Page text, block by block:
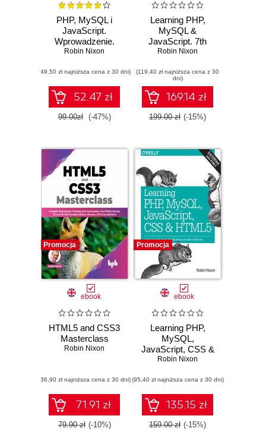
PHP, MySQL i
JavaScript.
Wprowadzenie.
Wydanie IV
Robin Nixon
(49,50 zł najniższa cena z 30 dni)
52.47 zł
99.00zł (-47%)
Learning PHP,
MySQL &
JavaScript. 7th
Edition
Robin Nixon
(119,40 zł najniższa cena z 30
dni)
169.14 zł
199.00 zł (-15%)
Promocja
ebook
HTML5 and CSS3
Masterclass
Robin Nixon
(36,90 zł najniższa cena z 30 dni)
71.91 zł
79.90 zł (-10%)
Promocja
ebook
Learning PHP,
MySQL,
JavaScript, CSS &
HTML5. A Step-by-
Creating Dynamic
Websites. 3rd
Edition
Robin Nixon
(95,40 zł najniższa cena z 30 dni)
135.15 zł
159.00 zł (-15%)